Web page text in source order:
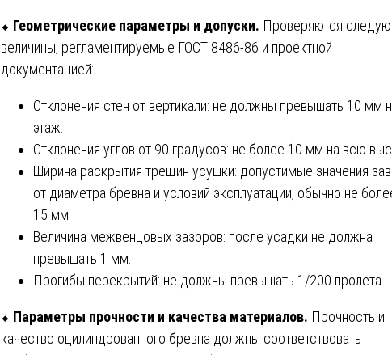
⬥ Геометрические параметры и допуски. Проверяются
величины, регламентируемые ГОСТ 8486-86 и проектной
документацией:
Отклонения стен от вертикали: не должны превышать 10 мм
этаж.
Отклонения углов от 90 градусов: не более 10 мм на всю
Ширина раскрытия трещин усушки: допустимые значения
от диаметра бревна и условий эксплуатации, обычно не
15 мм.
Величина межвенцовых зазоров: после усадки не должна
превышать 1 мм.
Прогибы перекрытий: не должны превышать 1/200 пролета.
⬥ Параметры прочности и качества материалов. Прочность и
качество оцилиндрованного бревна должны соответствовать